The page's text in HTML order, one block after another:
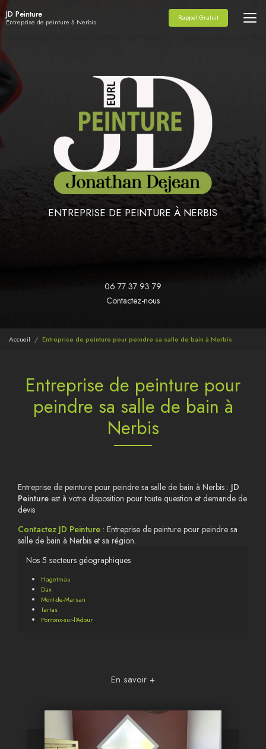
au
contenu
JD Peinture
Entreprise de peinture à Nerbis Rappel Gratuit
ENTREPRISE DE PEINTURE À NERBIS
06 77 37 93 79
Contactez-nous
Accueil Entreprise de peinture pour peindre sa salle de bain à Nerbis
Entreprise de peinture pour
peindre sa salle de bain à
Nerbis
Entreprise de peinture pour peindre sa salle de bain à Nerbis : JD
Peinture est à votre disposition pour toute question et demande de
devis
Contactez JD Peinture : Entreprise de peinture pour peindre sa
salle de bain à Nerbis et sa région.
Nos 5 secteurs géographiques
Hagetmau
Dax
Mont-de-Marsan
Tartas
Pontonx-sur-l'Adour
En savoir +